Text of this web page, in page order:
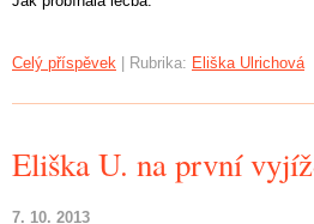
Celý příspěvek Rubrika: Eliška Ulrichová
Eliška U. na první
7. 10. 2013